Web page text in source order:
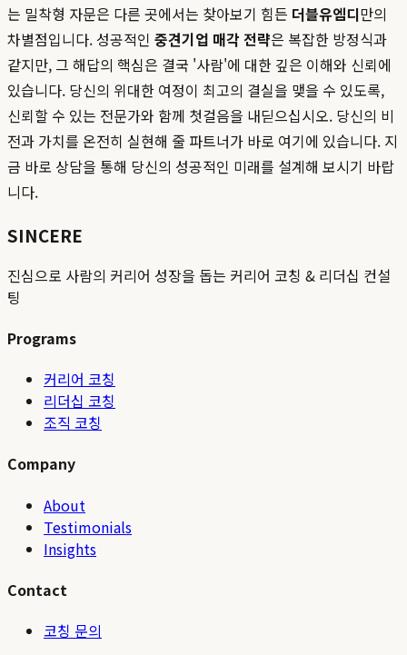
는 밀착형 자문은 다른 곳에서는 찾아보기 힘든 더블유엠디만의
차별점입니다. 성공적인 중견기업 매각 전략은 복잡한 방정식과
같지만, 그 해답의 핵심은 결국 '사람'에 대한 깊은 이해와 신뢰에
있습니다. 당신의 위대한 여정이 최고의 결실을 맺을 수 있도록,
신뢰할 수 있는 전문가와 함께 첫걸음을 내딛으십시오. 당신의 비
전과 가치를 온전히 실현해 줄 파트너가 바로 여기에 있습니다. 지
금 바로 상담을 통해 당신의 성공적인 미래를 설계해 보시기 바랍
니다.
SINCERE
진심으로 사람의 커리어 성장을 돕는 커리어 코칭 & 리더십 컨설
팅
Programs
커리어 코칭
리더십 코칭
조직 코칭
Company
About
Testimonials
Insights
Contact
코칭 문의